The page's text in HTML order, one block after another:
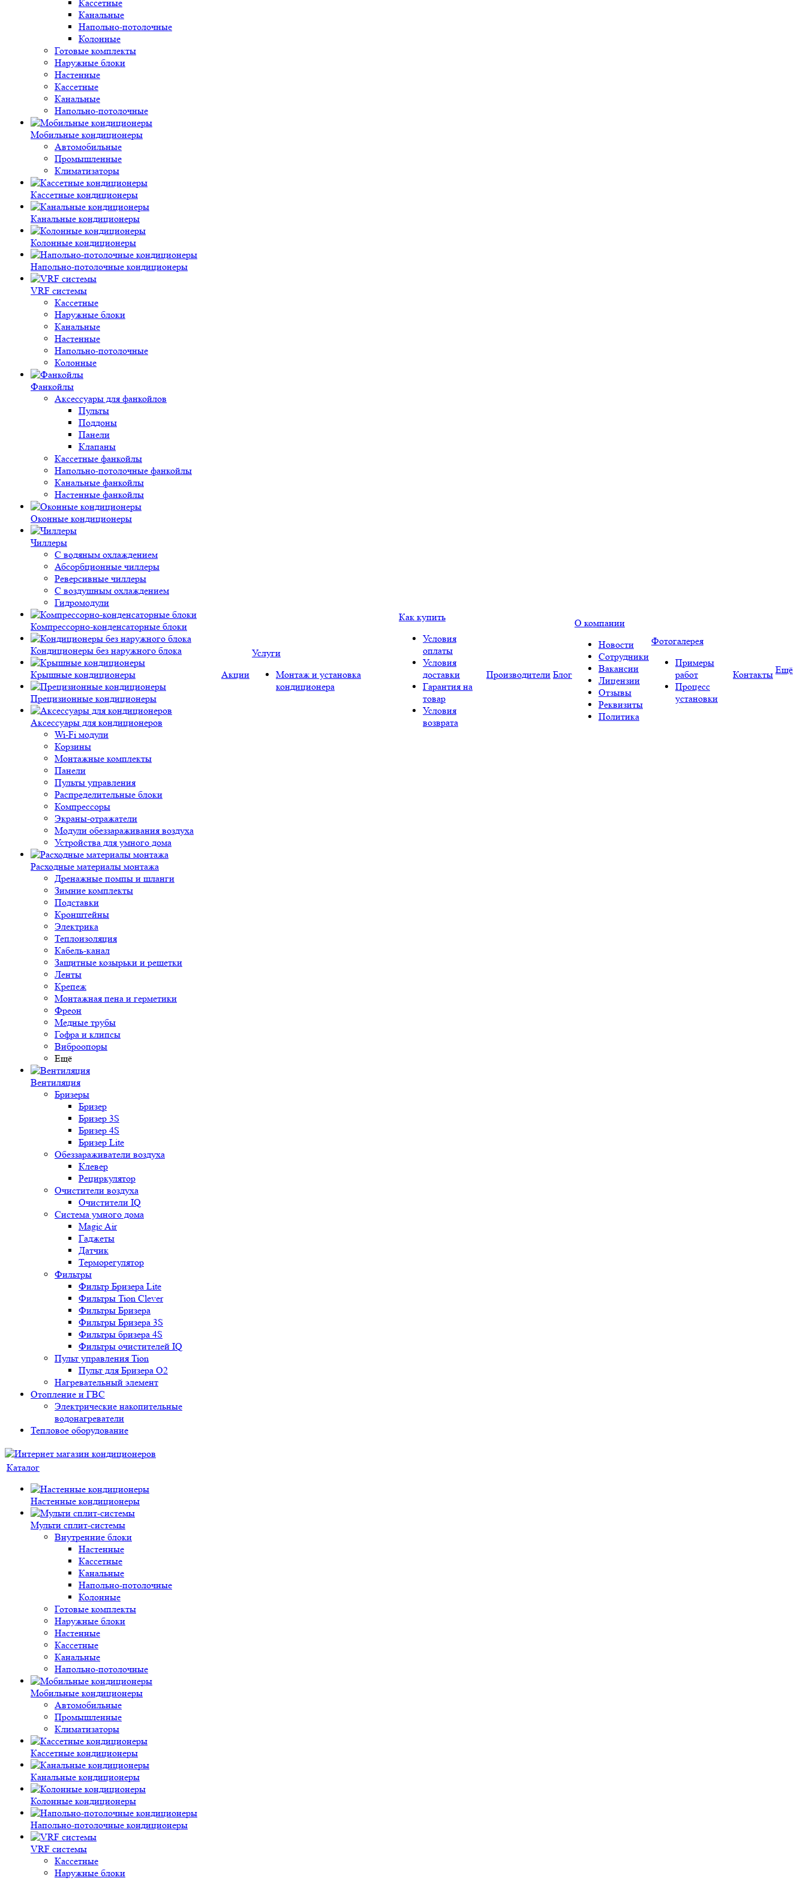
Кассетные
Канальные
Напольно-потолочные
Колонные
Готовые комплекты
Наружные блоки
Настенные
Кассетные
Канальные
Напольно-потолочные
Мобильные кондиционеры
Автомобильные
Промышленные
Климатизаторы
Кассетные кондиционеры
Канальные кондиционеры
Колонные кондиционеры
Напольно-потолочные кондиционеры
VRF системы
Кассетные
Наружные блоки
Канальные
Настенные
Напольно-потолочные
Колонные
Фанкойлы
Аксессуары для фанкойлов
Пульты
Поддоны
Панели
Клапаны
Кассетные фанкойлы
Напольно-потолочные фанкойлы
Канальные фанкойлы
Настенные фанкойлы
Оконные кондиционеры
Чиллеры
С водяным охлаждением
Абсорбционные чиллеры
Реверсивные чиллеры
С воздушным охлаждением
Гидромодули
Компрессорно-конденсаторные блоки
Кондиционеры без наружного блока
Крышные кондиционеры
Прецизионные кондиционеры
Аксессуары для кондиционеров
Wi-Fi модули
Корзины
Монтажные комплекты
Панели
Пульты управления
Распределительные блоки
Компрессоры
Экраны-отражатели
Модули обеззараживания воздуха
Устройства для умного дома
Расходные материалы монтажа
Дренажные помпы и шланги
Зимние комплекты
Подставки
Кронштейны
Электрика
Теплоизоляция
Кабель-канал
Защитные козырьки и решетки
Ленты
Крепеж
Монтажная пена и герметики
Фреон
Медные трубы
Гофра и клипсы
Виброопоры
Ещё
Вентиляция
Бризеры
Бризер
Бризер 3S
Бризер 4S
Бризер Lite
Обеззараживатели воздуха
Клевер
Рециркулятор
Очистители воздуха
Очистители IQ
Система умного дома
Magic Air
Гаджеты
Датчик
Терморегулятор
Фильтры
Фильтр Бризера Lite
Фильтры Tion Clever
Фильтры Бризера
Фильтры Бризера 3S
Фильтры бризера 4S
Фильтры очистителей IQ
Пульт управления Tion
Пульт для Бризера O2
Нагревательный элемент
Отопление и ГВС
Электрические накопительные
водонагреватели
Тепловое оборудование
Акции
Услуги
Монтаж и установка
кондиционера
Как купить
Условия
оплаты
Условия
доставки
Гарантия на
товар
Условия
возврата
Производители Блог
О компании
Новости
Сотрудники
Вакансии
Лицензии
Отзывы
Реквизиты
Политика
Фотогалерея
Примеры
работ
Процесс
установки
Контакты Ещё
Каталог
Настенные кондиционеры
Мульти сплит-системы
Внутренние блоки
Настенные
Кассетные
Канальные
Напольно-потолочные
Колонные
Готовые комплекты
Наружные блоки
Настенные
Кассетные
Канальные
Напольно-потолочные
Мобильные кондиционеры
Автомобильные
Промышленные
Климатизаторы
Кассетные кондиционеры
Канальные кондиционеры
Колонные кондиционеры
Напольно-потолочные кондиционеры
VRF системы
Кассетные
Наружные блоки